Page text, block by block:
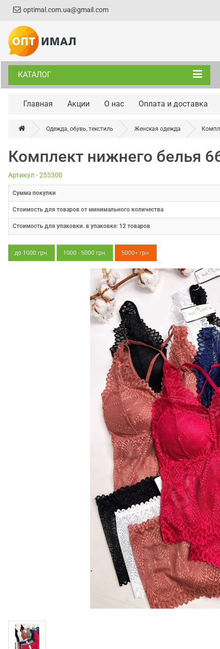
optimal.com.ua@gmail.com
КАТАЛОГ
Главная Акции О нас Оплата и доставка
Одежда, обувь, текстиль Женская одежда
Комплект нижнего белья
Артикул - 255300
Cумма покупки
Стоимость для товаров от минимального количества
Стоимость для упаковки. в упаковке: 12 товаров
до 1000 грн. 1000 - 5000 грн. 5000+ грн.